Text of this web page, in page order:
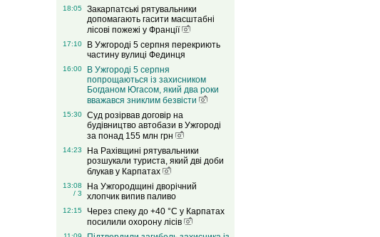
18:05
Закарпатські рятувальники
допомагають гасити масштабні
лісові пожежі у Франції
17:10
В Ужгороді 5 серпня перекриють
частину вулиці Фединця
16:00
В Ужгороді 5 серпня
попрощаються із захисником
Богданом Югасом, який два роки
вважався зниклим безвісти
15:30
Суд розірвав договір на
будівництво автобази в Ужгороді
за понад 155 млн грн
14:23
На Рахівщині рятувальники
розшукали туриста, який дві доби
блукав у Карпатах
13:08
/ 3
На Ужгородщині дворічний
хлопчик випив паливо
12:15
Через спеку до +40 °C у Карпатах
посилили охорону лісів